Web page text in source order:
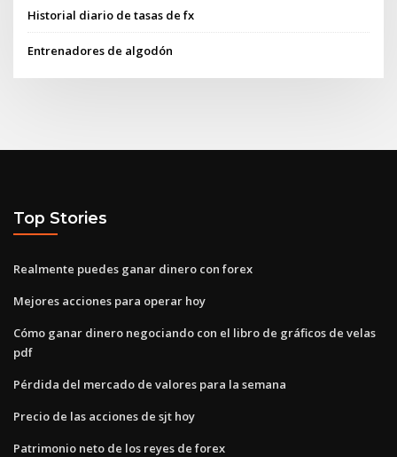
Historial diario de tasas de fx
Entrenadores de algodón
Top Stories
Realmente puedes ganar dinero con forex
Mejores acciones para operar hoy
Cómo ganar dinero negociando con el libro de gráficos de velas
pdf
Pérdida del mercado de valores para la semana
Precio de las acciones de sjt hoy
Patrimonio neto de los reyes de forex